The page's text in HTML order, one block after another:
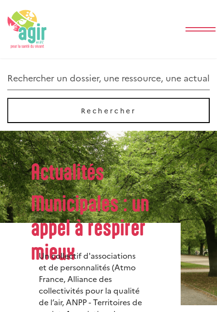
Rechercher
Actualités
Municipales : un
appel à respirer
mieux
Un collectif d'associations
et de personnalités (Atmo
France, Alliance des
collectivités pour la qualité
de l’air, ANPP - Territoires de